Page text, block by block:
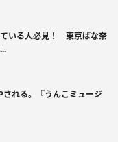
ている人必見！ 東京ばな奈
れる。『うんこミュージ